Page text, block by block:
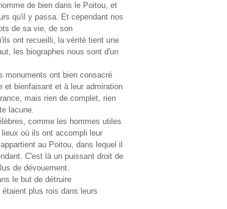
de bien dans le Poitou, et
qu'il y passa. Et cependant nos
de sa vie, de son
ont recueilli, la vérité tient une
les biographes nous sont d'un
monuments ont bien consacré
et bienfaisant et à leur admiration
mais rien de complet, rien
lacune.
comme les hommes utiles
où ils ont accompli leur
au Poitou, dans lequel il
C'est là un puissant droit de
de dévouement.
le but de détruire
plus rois dans leurs